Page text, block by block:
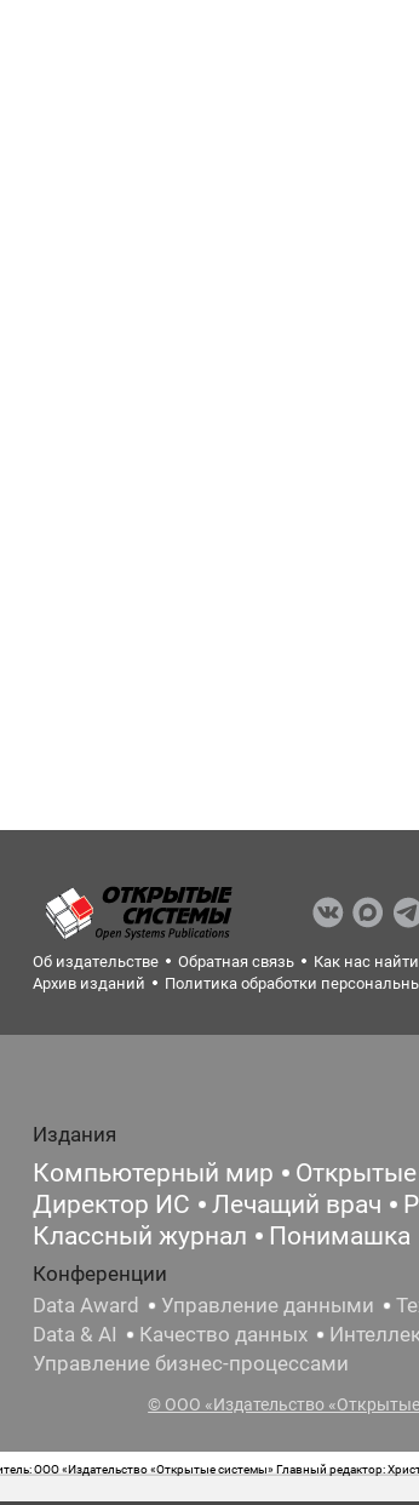
Об издательстве Обратная связь Как нас найти
Архив изданий
Политика обработки
Издания
Компьютерный мир
Директор ИС
Лечащий врач
Классный журнал
Понимашка
Конференции
Data Award
Управление данными
Data & AI
Качество данных
Управление бизнес-процессами
© ООО «Издательство
ООО «Издательство «Открытые системы» Главный редактор: